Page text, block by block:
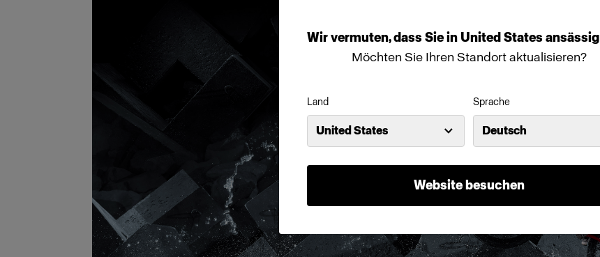
Wirvermuten,dass Siein United States ansässig
Möchten Sie Ihren Standort aktualisieren?
Land
United States
Sprache
Deutsch
Website besuchen